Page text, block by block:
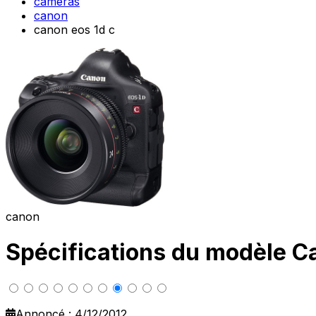
canon
canon eos 1d c
canon
Spécifications du modèle